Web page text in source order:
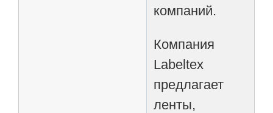
компаний.
Компания
Labeltex
предлагает
ленты,